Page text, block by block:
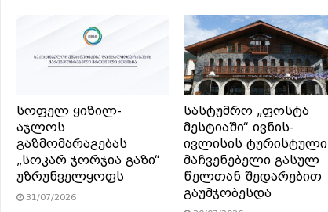
სოფელ ყიზილ-
აჯლოს
გაზმომარაგებას
„სოკარ ჯორჯია გაზი“
უზრუნველყოფს
31/07/2026
სასტუმრო „ფოსტა
მესტიაში“ ივნის-
ივლისის ტურისტული
მაჩვენებელი გასულ
წელთან შედარებით
გაუმჯობესდა